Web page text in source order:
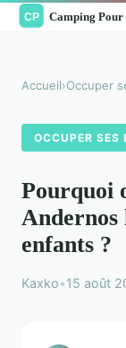
Accueil›Occuper
OCCUPER SES
Pourquoi
Andernos
enfants ?
Kaxko•15 août